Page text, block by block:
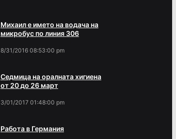
Михаил е името на водача на
микробус по линия 306
8/31/2016 08:53:00 pm
Седмица на оралната хигиена
от 20 до 26 март
3/01/2017 01:48:00 pm
Работа в Германия